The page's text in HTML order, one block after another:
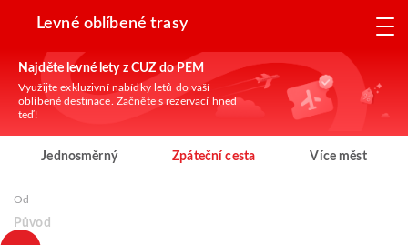
Levné oblíbené trasy
Najděte levné lety z CUZ do PEM
Využijte exkluzivní nabídky letů do vaší
oblíbené destinace. Začněte s rezervací hned
teď!
Jednosměrný Zpáteční cesta Více měst
Od
Původ